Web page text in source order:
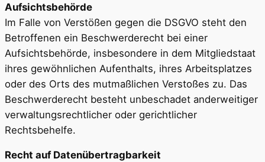
Aufsichtsbehörde
Im Falle von Verstößen gegen die DSGVO steht den
Betroffenen ein Beschwerderecht bei einer
Aufsichtsbehörde, insbesondere in dem Mitgliedstaat
ihres gewöhnlichen Aufenthalts, ihres Arbeitsplatzes
oder des Orts des mutmaßlichen Verstoßes zu. Das
Beschwerderecht besteht unbeschadet anderweitiger
verwaltungsrechtlicher oder gerichtlicher
Rechtsbehelfe.
Recht auf Datenübertragbarkeit